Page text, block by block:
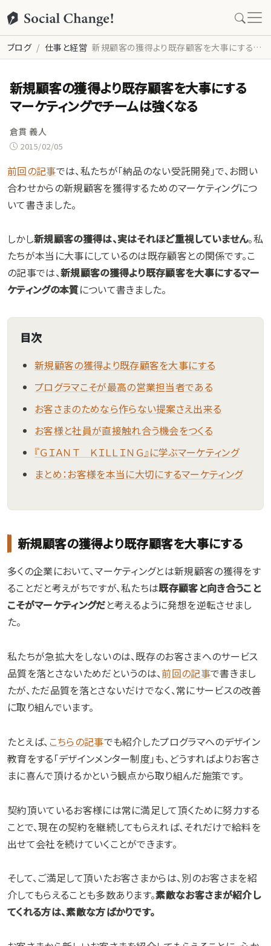
ブログ 仕事と経営 新規顧客の獲得より既存顧客を大事にするマーケティングでチームは強くなる
新規顧客の獲得より既存顧客を大事にする
マーケティングでチームは強くなる
倉貫 義人
2015/02/05
前回の記事では、私たちが「納品のない受託開発」で、お問い
合わせからの新規顧客を獲得するためのマーケティングにつ
いて書きました。
しかし新規顧客の獲得は、実はそれほど重視していません。私
たちが本当に大事にしているのは既存顧客との関係です。こ
の記事では、新規顧客の獲得より既存顧客を大事にするマー
ケティングの本質について書きました。
目次
新規顧客の獲得より既存顧客を大事にする
プログラマこそが最高の営業担当者である
お客さまのためなら作らない提案さえ出来る
お客様と社員が直接触れ合う機会をつくる
『ＧＩＡＮＴ ＫＩＬＬＩＮＧ』に学ぶマーケティング
まとめ：お客様を本当に大切にするマーケティング
新規顧客の獲得より既存顧客を大事にする
多くの企業において、マーケティングとは新規顧客の獲得をす
ることだと考えがちですが、私たちは既存顧客と向き合うこと
こそがマーケティングだと考えるように発想を逆転させまし
た。
私たちが急拡大をしないのは、既存のお客さまへのサービス
品質を落とさないためだというのは、前回の記事で書きまし
たが、ただ品質を落とさないだけでなく、常にサービスの改善
に取り組んでいます。
たとえば、 こちらの記事でも紹介したプログラマへのデザイン
教育をする「デザインメンター制度」も、どうすればよりお客さ
まに喜んで頂けるかという観点から取り組んだ施策です。
契約頂いているお客様には常に満足して頂くために努力する
ことで、現在の契約を継続してもらえれば、それだけで給料を
出せて会社を続けていくことができます。
そして、ご満足して頂いたお客さまからは、別のお客さまを紹
介してもらえることも多数あります。素敵なお客さまが紹介し
てくれる方は、素敵な方ばかりです。